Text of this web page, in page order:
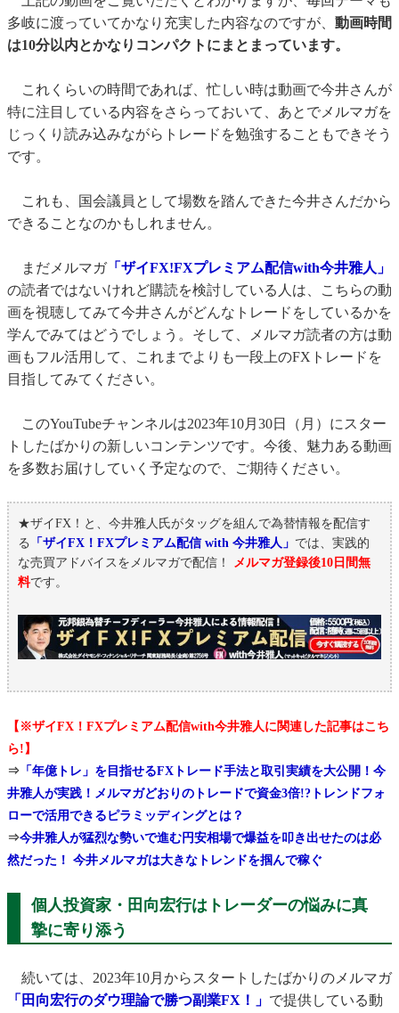
多岐に渡っていてかなり充実した内容なのですが、 動画時間
は10分以内とかなりコンパクトにまとまっています。
これくらいの時間であれば、忙しい時は動画で今井さんが
特に注目している内容をさらっておいて、あとでメルマガを
じっくり読み込みながらトレードを勉強することもできそう
です。
これも、国会議員として場数を踏んできた今井さんだから
できることなのかもしれません。
まだメルマガ「ザイFX!FXプレミアム配信with今井雅人」
の読者ではないけれど購読を検討している人は、こちらの動
画を視聴してみて今井さんがどんなトレードをしているかを
学んでみてはどうでしょう。そして、メルマガ読者の方は動
画もフル活用して、これまでよりも一段上のFXトレードを
目指してみてください。
このYouTubeチャンネルは2023年10月30日（月）にスター
トしたばかりの新しいコンテンツです。今後、魅力ある動画
を多数お届けしていく予定なので、ご期待ください。
★ザイFX！と、今井雅人氏がタッグを組んで為替情報を配信す
る
「ザイFX！FXプレミアム配信 with 今井雅人」 では、実践的
な売買アドバイスをメルマガで配信！
メルマガ登録後10日間無
料です。
【※ザイFX！FXプレミアム配信with今井雅人に関連した記事はこち
ら!】
⇒ 「年億トレ」を目指せるFXトレード手法と取引実績を大公開！今
井雅人が実践！メルマガどおりのトレードで資金3倍!?トレンドフォ
ローで活用できるピラミッディングとは？
⇒今井雅人が猛烈な勢いで進む円安相場で爆益を叩き出せたのは必
然だった！ 今井メルマガは大きなトレンドを掴んで稼ぐ
個人投資家・田向宏行はトレーダーの悩みに真
摯に寄り添う
続いては、2023年10月からスタートしたばかりのメルマガ
「田向宏行のダウ理論で勝つ副業FX！」 で提供している動